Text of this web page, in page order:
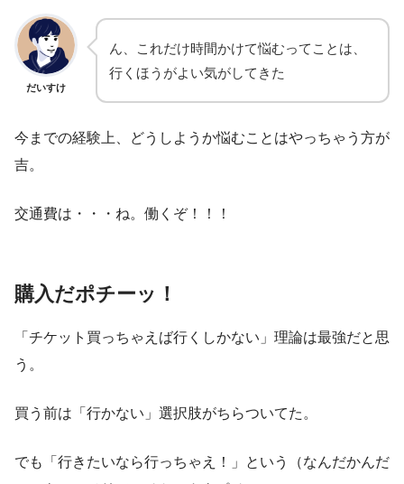
だいすけ
ん、これだけ時間かけて悩むってことは、
行くほうがよい気がしてきた
今までの経験上、どうしようか悩むことはやっちゃう方が
吉。
交通費は・・・ね。働くぞ！！！
購入だポチーッ！
「チケット買っちゃえば行くしかない」理論は最強だと思
う。
買う前は「行かない」選択肢がちらついてた。
でも「行きたいなら行っちゃえ！」という（なんだかんだ